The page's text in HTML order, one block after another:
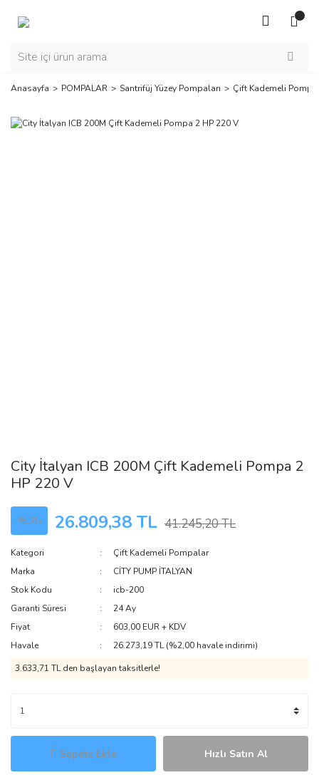
Anasayfa POMPALAR Santrifüj Yüzey Pompaları Çift Kademeli
City İtalyan ICB 200M Çift Kademeli Pompa 2
HP 220 V
%35 26.809,38 TL 41.245,20 TL
Kategori
Çift Kademeli Pompalar
Marka
CİTY PUMP İTALYAN
Stok Kodu
icb-200
Garanti Süresi
24 Ay
Fiyat
603,00 EUR + KDV
Havale
26.273,19 TL (%2,00 havale indirimi)
3.633,71 TL den başlayan taksitlerle!
Sepete Ekle Hızlı Satın Al